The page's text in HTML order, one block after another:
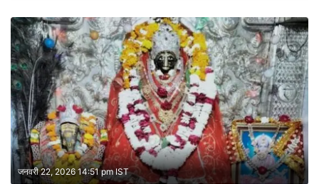
जनवरी 22, 2026 14:51 pm IST